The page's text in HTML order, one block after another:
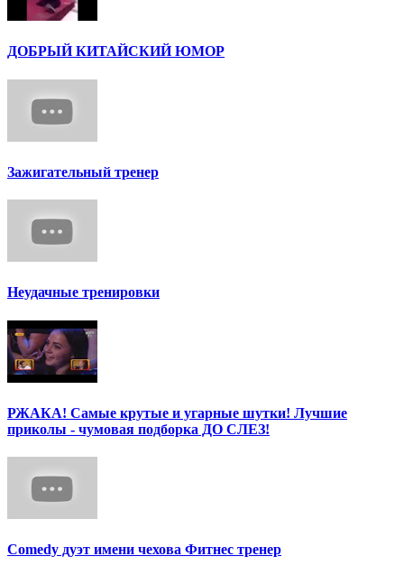
ДОБРЫЙ КИТАЙСКИЙ ЮМОР
Зажигательный тренер
Неудачные тренировки
РЖАКА! Самые крутые и угарные шутки! Лучшие
приколы - чумовая подборка ДО СЛЕЗ!
Сomedy дуэт имени чехова Фитнес тренер